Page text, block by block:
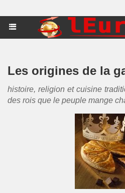
Les origines de la
histoire, religion et cuisine
des rois que le peuple mange